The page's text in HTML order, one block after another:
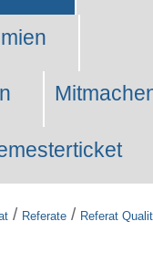
/ Referate / Referat